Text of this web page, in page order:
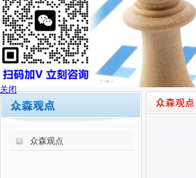
众森观点
关闭